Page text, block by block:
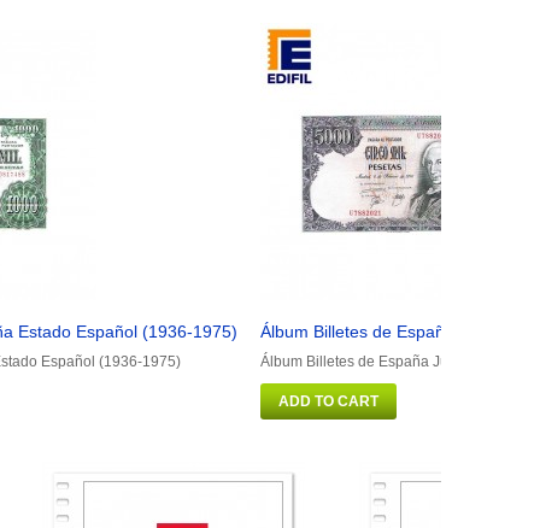
Estado Español (1936-1975)
Español (1936-1975)
Álbum Billetes de España Juan
Álbum Billetes de España Juan Carlos I
ADD TO CART